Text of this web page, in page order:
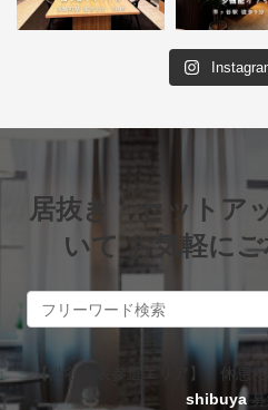
居抜き・セットア
いて お気軽に
【渋谷・表参道エリア】「休息
shibuya募